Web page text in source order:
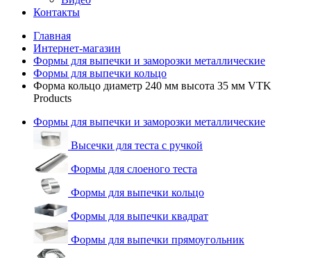
Контакты
Главная
Интернет-магазин
Формы для выпечки и заморозки металлические
Формы для выпечки кольцо
Форма кольцо диаметр 240 мм высота 35 мм VTK
Products
Формы для выпечки и заморозки металлические
Высечки для теста с ручкой
Формы для слоеного теста
Формы для выпечки кольцо
Формы для выпечки квадрат
Формы для выпечки прямоугольник